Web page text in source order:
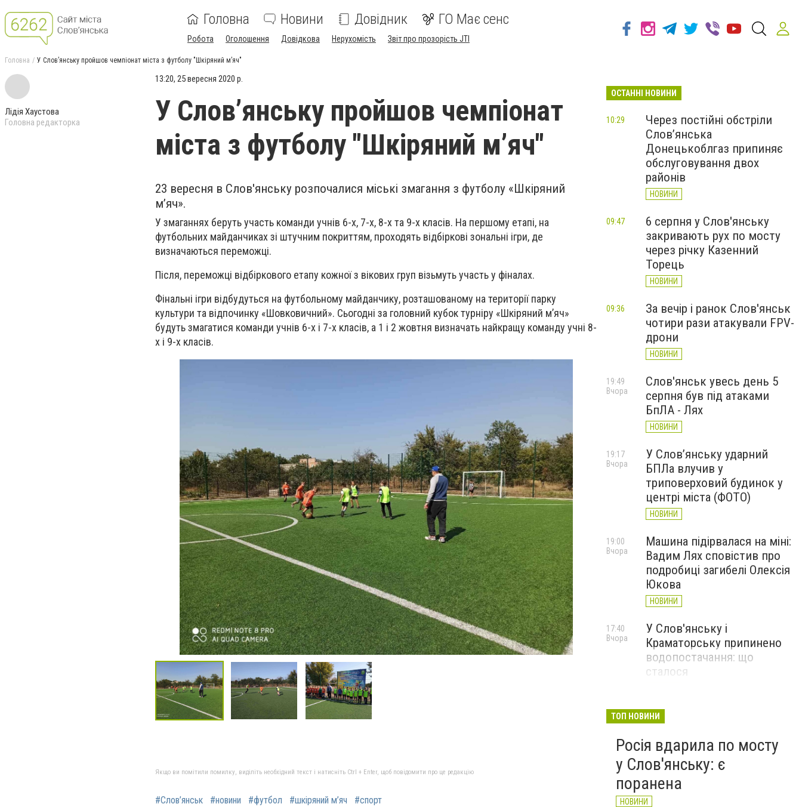
Головна Новини Довідник ГО Має сенс
Робота Оголошення Довідкова Нерухомість Звіт про прозорість JTI
Головна У Слов’янську пройшов чемпіонат міста з футболу "Шкіряний м’яч"
Лідія Хаустова
Головна редакторка
13:20, 25 вересня 2020 р.
У Слов’янську пройшов чемпіонат
міста з футболу "Шкіряний м’яч"
23 вересня в Слов'янську розпочалися міські змагання з футболу «Шкіряний
м’яч».
У змаганнях беруть участь команди учнів 6-х, 7-х, 8-х та 9-х класів. На першому етапі, на
футбольних майданчиках зі штучним покриттям, проходять відбіркові зональні ігри, де
визначаються переможці.
Після, переможці відбіркового етапу кожної з вікових груп візьмуть участь у фіналах.
Фінальні ігри відбудуться на футбольному майданчику, розташованому на території парку
культури та відпочинку «Шовковичний». Сьогодні за головний кубок турніру «Шкіряний м’яч»
будуть змагатися команди учнів 6-х і 7-х класів, а 1 і 2 жовтня визначать найкращу команду учні 8-
х і 9-х класів.
Якщо ви помітили помилку, виділіть необхідний текст і натисніть Ctrl + Enter, щоб повідомити про це редакцію
#Слов’янськ #новини #футбол #шкіряний м’яч #спорт
ОСТАННІ НОВИНИ
Через постійні обстріли
Слов’янська
Донецькоблгаз припиняє
обслуговування двох
районів
НОВИНИ
10:29
6 серпня у Слов'янську
закривають рух по мосту
через річку Казенний
Торець
НОВИНИ
09:47
За вечір і ранок Слов'янськ
чотири рази атакували FPV-
дрони
НОВИНИ
09:36
Слов'янськ увесь день 5
серпня був під атаками
БпЛА - Лях
НОВИНИ
19:49
Вчора
У Слов’янську ударний
БПЛа влучив у
триповерховий будинок у
центрі міста (ФОТО)
НОВИНИ
19:17
Вчора
Машина підірвалася на міні:
Вадим Лях сповістив про
подробиці загибелі Олексія
Юкова
НОВИНИ
19:00
Вчора
У Слов'янську і
Краматорську припинено
водопостачання: що
сталося
17:40
Вчора
Загинув Олексій Юков,
«Плацдарм»
СТАТТІ
17:09
Вчора
ТОП НОВИНИ
Росія вдарила по мосту
у Слов'янську: є
поранена
НОВИНИ